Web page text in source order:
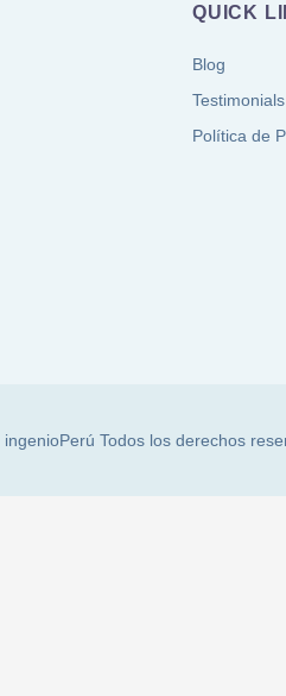
QUICK
Blog
Testimonials
Política de
ingenioPerú Todos los derechos